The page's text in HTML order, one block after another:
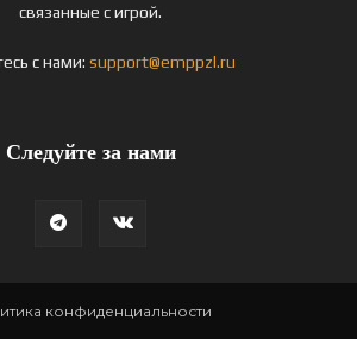
связанные с игрой.
с нами: support@emppzl.ru
Следуйте за нами
конфиденциальности